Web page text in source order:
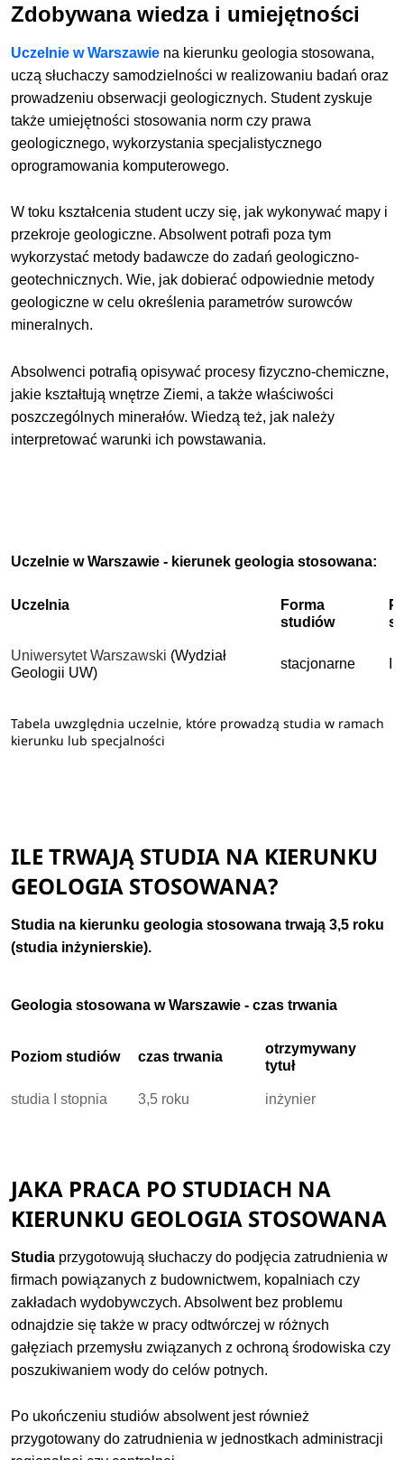
Zdobywana wiedza i umiejętności
Uczelnie w Warszawie na kierunku geologia stosowana,
uczą słuchaczy samodzielności w realizowaniu badań oraz
prowadzeniu obserwacji geologicznych. Student zyskuje
także umiejętności stosowania norm czy prawa
geologicznego, wykorzystania specjalistycznego
oprogramowania komputerowego.
W toku kształcenia student uczy się, jak wykonywać mapy i
przekroje geologiczne. Absolwent potrafi poza tym
wykorzystać metody badawcze do zadań geologiczno-
geotechnicznych. Wie, jak dobierać odpowiednie metody
geologiczne w celu określenia parametrów surowców
mineralnych.
Absolwenci potrafią opisywać procesy fizyczno-chemiczne,
jakie kształtują wnętrze Ziemi, a także właściwości
poszczególnych minerałów. Wiedzą też, jak należy
interpretować warunki ich powstawania.
Uczelnie w Warszawie - kierunek geologia stosowana:
Uczelnia
Forma
studiów
Uniwersytet Warszawski (Wydział
Geologii UW)
stacjonarne
Tabela uwzględnia uczelnie, które prowadzą studia w ramach
kierunku lub specjalności
ILE TRWAJĄ STUDIA NA KIERUNKU
GEOLOGIA STOSOWANA?
Studia na kierunku geologia stosowana trwają 3,5 roku
(studia inżynierskie).
Geologia stosowana w Warszawie - czas trwania
Poziom studiów czas trwania
otrzymywany
tytuł
studia I stopnia 3,5 roku inżynier
JAKA PRACA PO STUDIACH NA
KIERUNKU GEOLOGIA STOSOWANA
Studia przygotowują słuchaczy do podjęcia zatrudnienia w
firmach powiązanych z budownictwem, kopalniach czy
zakładach wydobywczych. Absolwent bez problemu
odnajdzie się także w pracy odtwórczej w różnych
gałęziach przemysłu związanych z ochroną środowiska czy
poszukiwaniem wody do celów potnych.
Po ukończeniu studiów absolwent jest również
przygotowany do zatrudnienia w jednostkach administracji